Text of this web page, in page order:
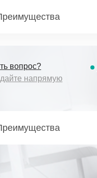
вопрос?
напрямую